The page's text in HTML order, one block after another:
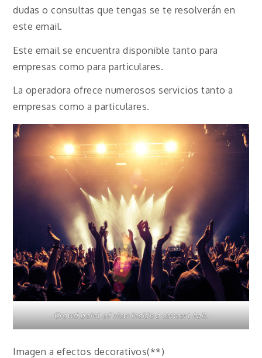
dudas o consultas que tengas se te resolverán en
este email.
Este email se encuentra disponible tanto para
empresas como para particulares.
La operadora ofrece numerosos servicios tanto a
empresas como a particulares.
Crowd point of view inside a concert hall.
Imagen a efectos decorativos(**)